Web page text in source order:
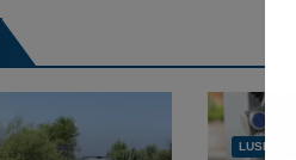
LUSHNJË